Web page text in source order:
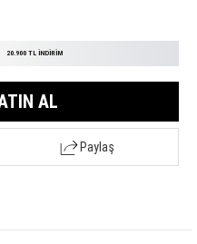
20.900 TL İNDİRİM
AL
Paylaş